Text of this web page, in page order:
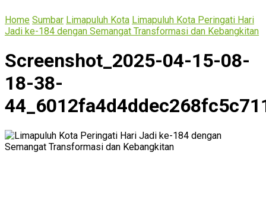
Home Sumbar Limapuluh Kota Limapuluh Kota Peringati Hari
Jadi ke-184 dengan Semangat Transformasi dan Kebangkitan
Screenshot_2025-04-15-08-
18-38-